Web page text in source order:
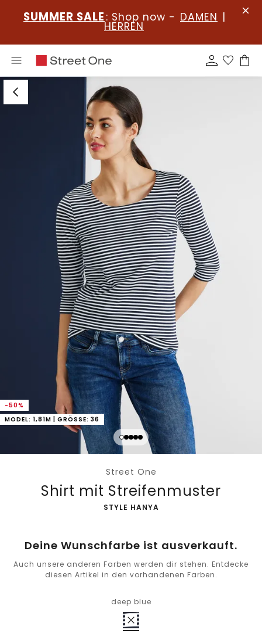
SUMMER SALE : Shop now - DAMEN |
HERREN
-50%
MODEL: 1,81M | GRÖSSE: 36
Street One
Shirt mit Streifenmuster
-
STYLE HANYA
Deine Wunschfarbe ist ausverkauft.
Auch unsere anderen Farben werden dir stehen. Entdecke
diesen Artikel in den vorhandenen Farben.
deep blue